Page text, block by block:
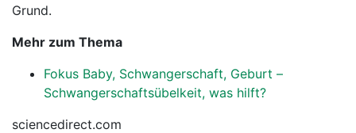
Grund.
Mehr zum Thema
Fokus Baby, Schwangerschaft, Geburt –
Schwangerschaftsübelkeit, was hilft?
sciencedirect.com